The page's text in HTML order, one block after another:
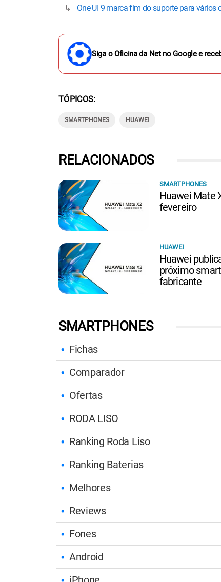
One UI 9 marca fim do suporte para vários
Siga o Oficina da Net no Google e
TÓPICOS
SMARTPHONES HUAWEI
SMARTPHONES
Fichas
Comparador
Ofertas
RODA LISO
Ranking Roda Liso
Ranking Baterias
Melhores
Reviews
Fones
Android
RELACIONADOS
SMARTPHONES
Huawei Mate
fevereiro
HUAWEI
Huawei
próximo
fabricante